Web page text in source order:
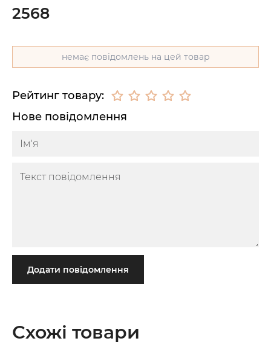
2568
немає повідомлень на цей товар
Рейтинг товару:
Нове повідомлення
Додати повідомлення
Схожі товари